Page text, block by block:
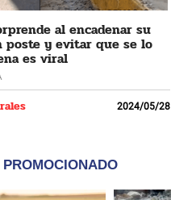
al encadenar su
poste y evitar que se lo
es viral
2024/05/28